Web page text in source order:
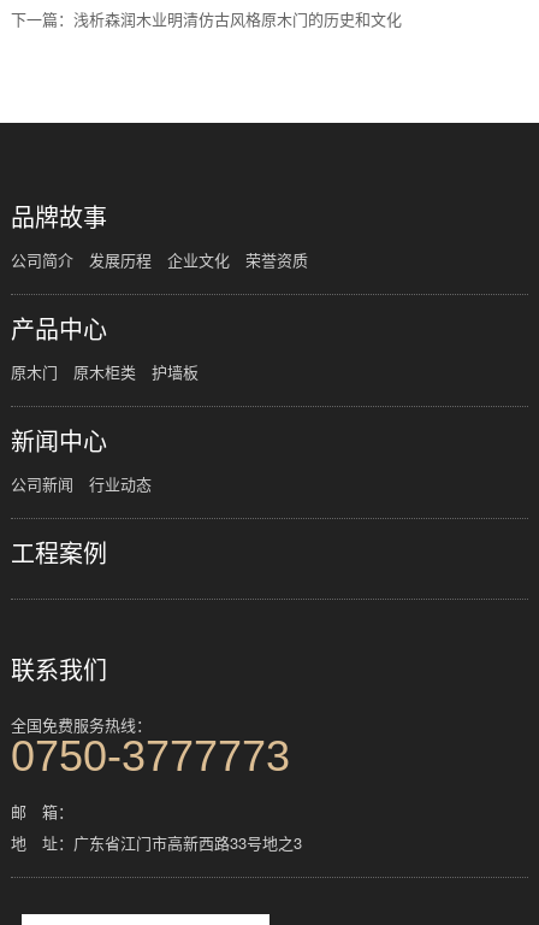
下一篇：浅析森润木业明清仿古风格原木门的历史和文化
品牌故事
公司简介 发展历程 企业文化 荣誉资质
产品中心
原木门 原木柜类 护墙板
新闻中心
公司新闻 行业动态
工程案例
联系我们
全国免费服务热线：
0750-3777773
邮 箱：
地 址：广东省江门市高新西路33号地之3